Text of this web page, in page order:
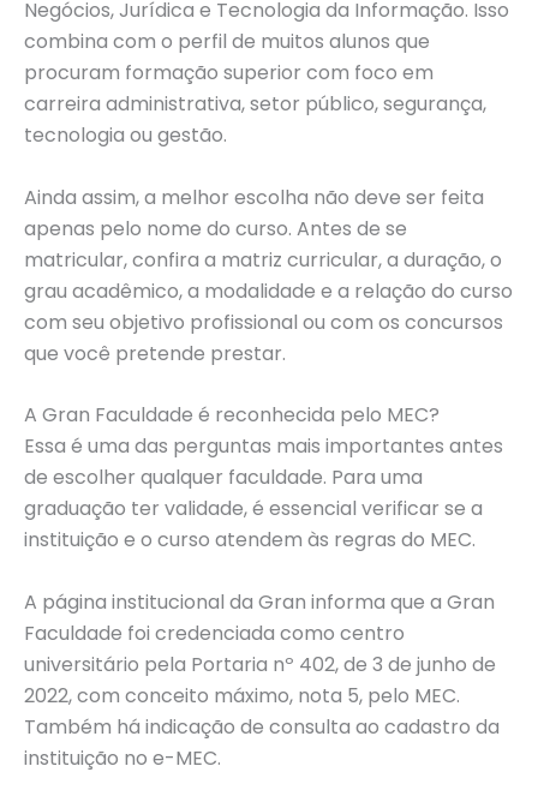
Negócios, Jurídica e Tecnologia da Informação. Isso
combina com o perfil de muitos alunos que
procuram formação superior com foco em
carreira administrativa, setor público, segurança,
tecnologia ou gestão.
Ainda assim, a melhor escolha não deve ser feita
apenas pelo nome do curso. Antes de se
matricular, confira a matriz curricular, a duração, o
grau acadêmico, a modalidade e a relação do curso
com seu objetivo profissional ou com os concursos
que você pretende prestar.
A Gran Faculdade é reconhecida pelo MEC?
Essa é uma das perguntas mais importantes antes
de escolher qualquer faculdade. Para uma
graduação ter validade, é essencial verificar se a
instituição e o curso atendem às regras do MEC.
A página institucional da Gran informa que a Gran
Faculdade foi credenciada como centro
universitário pela Portaria nº 402, de 3 de junho de
2022, com conceito máximo, nota 5, pelo MEC.
Também há indicação de consulta ao cadastro da
instituição no e-MEC.